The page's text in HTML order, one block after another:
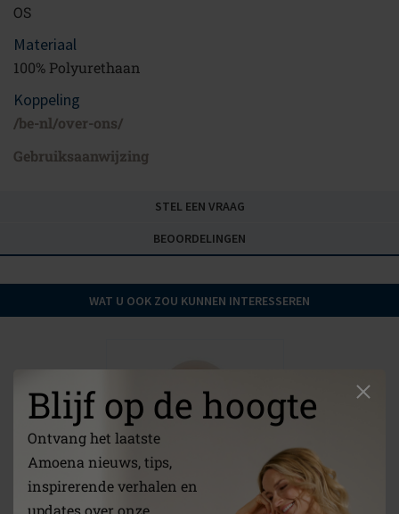
Blijf op de hoogte
Ontvang het laatste
Amoena nieuws, tips,
inspirerende verhalen en
updates over onze
OS
Materiaal
100% Polyurethaan
Koppeling
/be-nl/over-ons/
Gebruiksaanwijzing
STEL EEN VRAAG
BEOORDELINGEN
WAT U OOK ZOU KUNNEN INTERESSEREN